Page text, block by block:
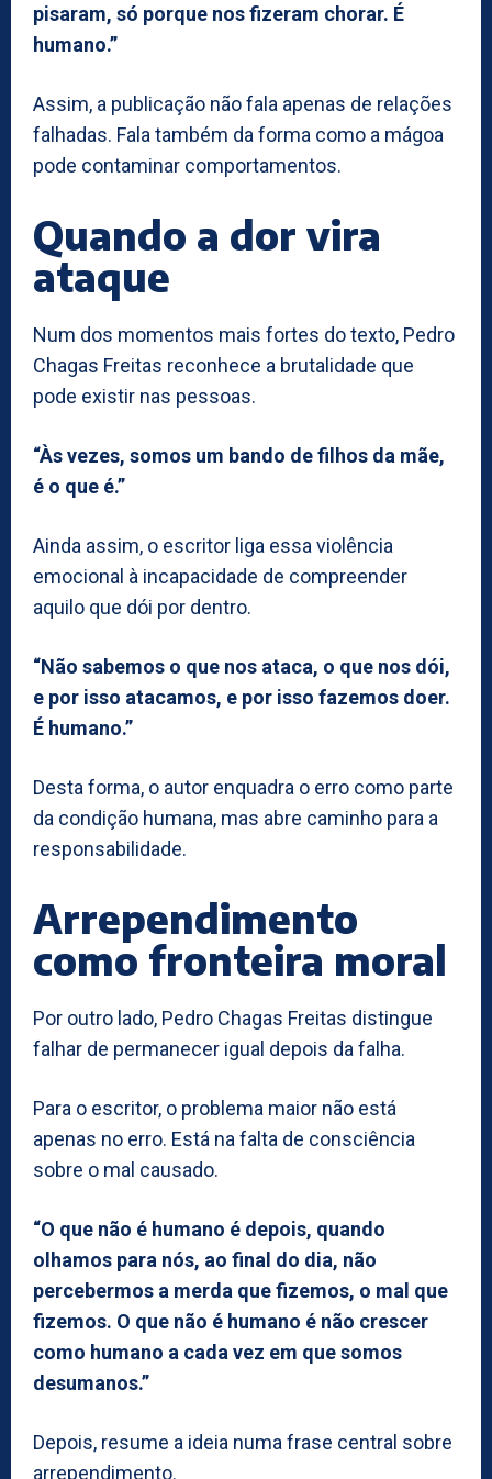
pisaram, só porque nos fizeram chorar. É
humano.”
Assim, a publicação não fala apenas de relações
falhadas. Fala também da forma como a mágoa
pode contaminar comportamentos.
Quando a dor vira
ataque
Num dos momentos mais fortes do texto, Pedro
Chagas Freitas reconhece a brutalidade que
pode existir nas pessoas.
“Às vezes, somos um bando de filhos da mãe,
é o que é.”
Ainda assim, o escritor liga essa violência
emocional à incapacidade de compreender
aquilo que dói por dentro.
“Não sabemos o que nos ataca, o que nos dói,
e por isso atacamos, e por isso fazemos doer.
É humano.”
Desta forma, o autor enquadra o erro como parte
da condição humana, mas abre caminho para a
responsabilidade.
Arrependimento
como fronteira moral
Por outro lado, Pedro Chagas Freitas distingue
falhar de permanecer igual depois da falha.
Para o escritor, o problema maior não está
apenas no erro. Está na falta de consciência
sobre o mal causado.
“O que não é humano é depois, quando
olhamos para nós, ao final do dia, não
percebermos a merda que fizemos, o mal que
fizemos. O que não é humano é não crescer
como humano a cada vez em que somos
desumanos.”
Depois, resume a ideia numa frase central sobre
arrependimento.